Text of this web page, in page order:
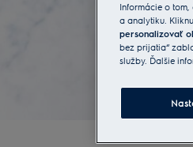
Informácie o
a analytiku.
personalizovať
bez prijatia“
služby. Ďalšie